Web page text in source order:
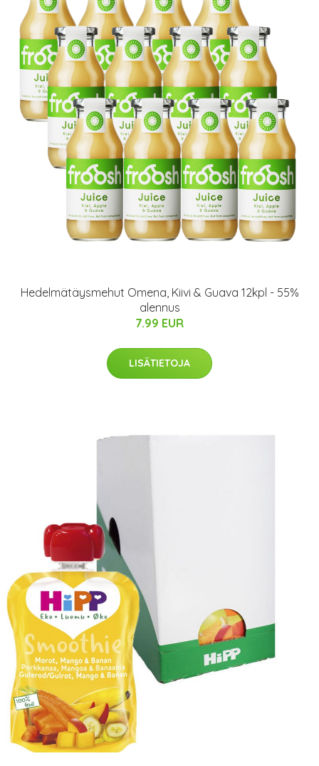
Hedelmätäysmehut Omena, Kiivi & Guava 12kpl - 55%
alennus
7.99 EUR
LISÄTIETOJA